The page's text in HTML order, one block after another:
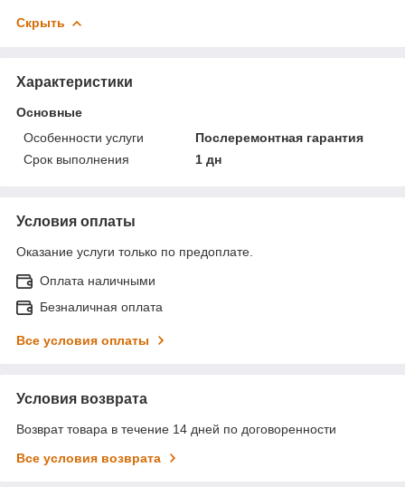
Скрыть
Характеристики
Основные
Особенности услуги
Послеремонтная гарантия
Срок выполнения
1 дн
Условия оплаты
Оказание услуги только по предоплате.
Оплата наличными
Безналичная оплата
Все условия оплаты
Условия возврата
Возврат товара в течение 14 дней по договоренности
Все условия возврата